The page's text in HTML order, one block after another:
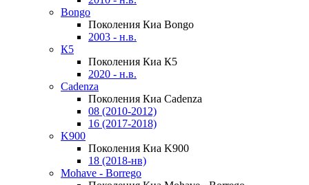
Bongo
Поколения Киа Bongo
2003 - н.в.
К5
Поколения Киа К5
2020 - н.в.
Cadenza
Поколения Киа Cadenza
08 (2010-2012)
16 (2017-2018)
K900
Поколения Киа K900
18 (2018-нв)
Mohave - Borrego